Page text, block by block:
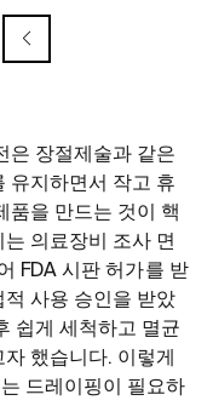
은 장절제술과 같은
유지하면서 작고 휴
품을 만드는 것이 핵
의료장비 조사 면
FDA 시판 허가를 받
사용 승인을 받았
쉽게 세척하고 멸균
했습니다. 이렇게
드레이핑이 필요하